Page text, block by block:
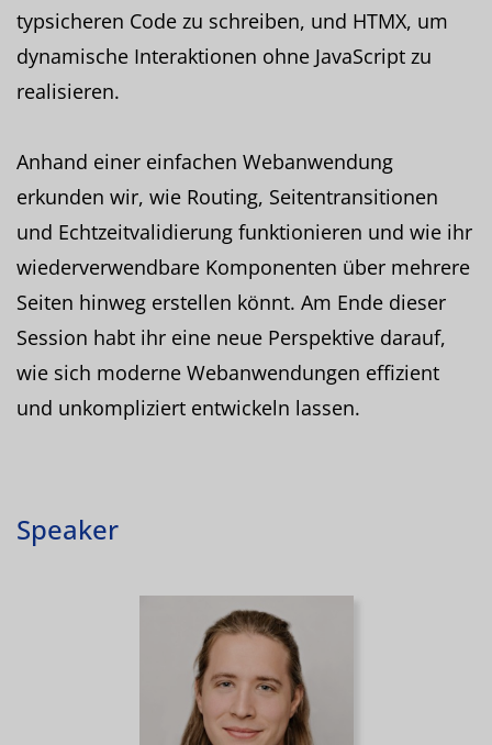
typsicheren Code zu schreiben, und HTMX, um
dynamische Interaktionen ohne JavaScript zu
realisieren.
Anhand einer einfachen Webanwendung
erkunden wir, wie Routing, Seitentransitionen
und Echtzeitvalidierung funktionieren und wie ihr
wiederverwendbare Komponenten über mehrere
Seiten hinweg erstellen könnt. Am Ende dieser
Session habt ihr eine neue Perspektive darauf,
wie sich moderne Webanwendungen effizient
und unkompliziert entwickeln lassen.
Speaker